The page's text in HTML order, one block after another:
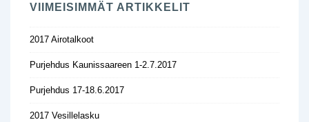
VIIMEISIMMÄT ARTIKKELIT
2017 Airotalkoot
Purjehdus Kaunissaareen 1-2.7.2017
Purjehdus 17-18.6.2017
2017 Vesillelasku